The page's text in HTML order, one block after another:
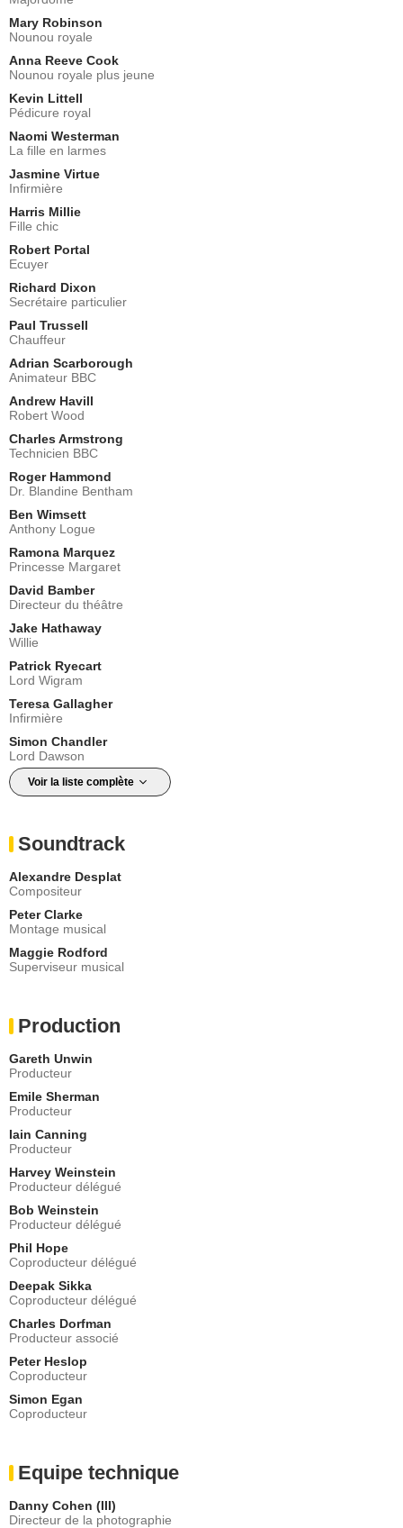
Mary Robinson
Nounou royale
Anna Reeve Cook
Nounou royale plus jeune
Kevin Littell
Pédicure royal
Naomi Westerman
La fille en larmes
Jasmine Virtue
Infirmière
Harris Millie
Fille chic
Robert Portal
Ecuyer
Richard Dixon
Secrétaire particulier
Paul Trussell
Chauffeur
Adrian Scarborough
Animateur BBC
Andrew Havill
Robert Wood
Charles Armstrong
Technicien BBC
Roger Hammond
Dr. Blandine Bentham
Ben Wimsett
Anthony Logue
Ramona Marquez
Princesse Margaret
David Bamber
Directeur du théâtre
Jake Hathaway
Willie
Patrick Ryecart
Lord Wigram
Teresa Gallagher
Infirmière
Simon Chandler
Lord Dawson
Voir la liste complète
Soundtrack
Alexandre Desplat
Compositeur
Peter Clarke
Montage musical
Maggie Rodford
Superviseur musical
Production
Gareth Unwin
Producteur
Emile Sherman
Producteur
Iain Canning
Producteur
Harvey Weinstein
Producteur délégué
Bob Weinstein
Producteur délégué
Phil Hope
Coproducteur délégué
Deepak Sikka
Coproducteur délégué
Charles Dorfman
Producteur associé
Peter Heslop
Coproducteur
Simon Egan
Coproducteur
Equipe technique
Danny Cohen (III)
Directeur de la photographie